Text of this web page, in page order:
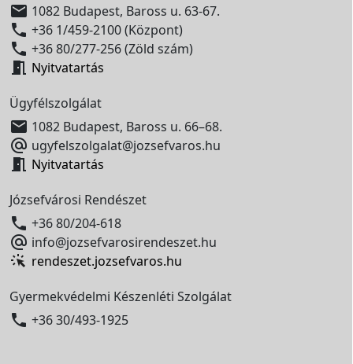
 1082 Budapest, Baross u. 63-67.
 +36 1/459-2100 (Központ)
 +36 80/277-256 (Zöld szám)
 Nyitvatartás
Ügyfélszolgálat
 1082 Budapest, Baross u. 66–68.
 ugyfelszolgalat@jozsefvaros.hu
 Nyitvatartás
Józsefvárosi Rendészet
 +36 80/204-618
 info@jozsefvarosirendeszet.hu
rendeszet.jozsefvaros.hu
Gyermekvédelmi Készenléti Szolgálat
 +36 30/493-1925